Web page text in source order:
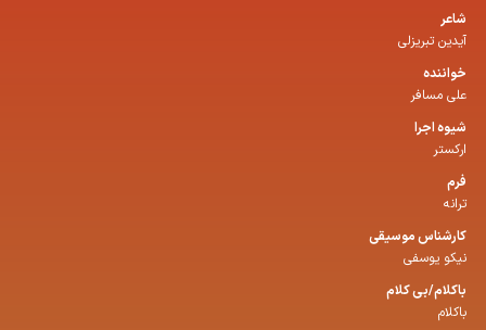
شاعر
آیدین تبریزلی
خواننده
علی مسافر
شیوه اجرا
ارکستر
فرم
ترانه
كارشناس موسیقی
نیکو یوسفی
باكلام/بی كلام
باکلام